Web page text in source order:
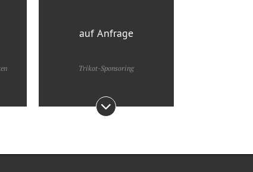
auf Anfrage
Trikot-Sponsoring